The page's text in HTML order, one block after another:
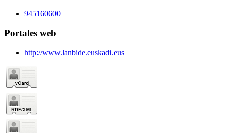
945160600
Portales web
http://www.lanbide.euskadi.eus